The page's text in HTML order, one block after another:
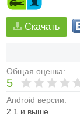
Скачать
Общая оценка:
5
Android версии:
2.1 и выше